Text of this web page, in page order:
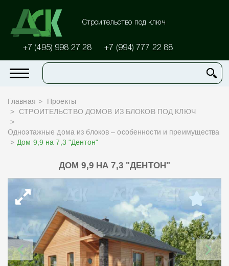
Строительство под ключ
+7 (495) 998 27 28 +7 (994) 777 22 88
Главная
Проекты
СТРОИТЕЛЬСТВО ДОМОВ ИЗ БЛОКОВ ПОД КЛЮЧ
Одноэтажные дома из блоков – особенности и преимущества
Дом 9,9 на 7,3 "Дентон"
ДОМ 9,9 НА 7,3 "ДЕНТОН"